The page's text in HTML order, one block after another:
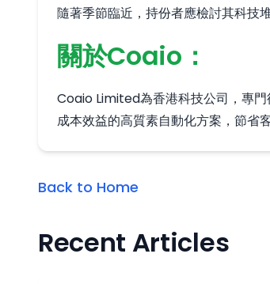
隨著季節臨近，持份者應檢討其科技
關於Coaio：
Coaio Limited為香港科技公司，專
成本效益的高質素自動化方案，節省
Back to Home
Recent Articles